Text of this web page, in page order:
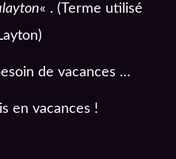
« . (Terme utilisé
de vacances …
en vacances !